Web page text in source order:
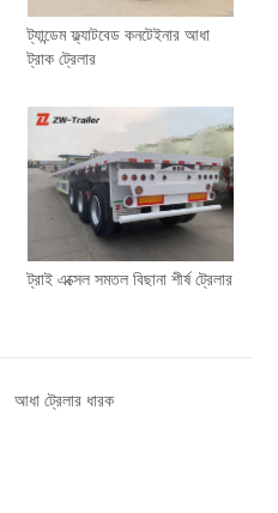
ট্যান্ডেম ফ্ল্যাটবেড কনটেইনার আধা
ট্রাক ট্রেলার
ট্রাই এক্সেল সমতল বিছানা শীর্ষ ট্রেলার
আধা ট্রেলার ধারক